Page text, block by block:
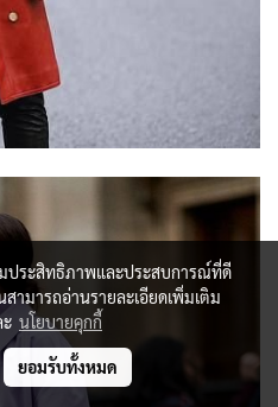
มประสิทธิภาพและประสบการณ์ที่ดี
ามารถอ่านรายละเอียดเพิ่มเติม
นโยบายคุกกี้
ยอมรับทั้งหมด